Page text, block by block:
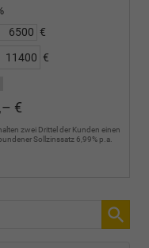
€
€
€
zwei Drittel der Kunden einen
Sollzinssatz 6,99% p.a.